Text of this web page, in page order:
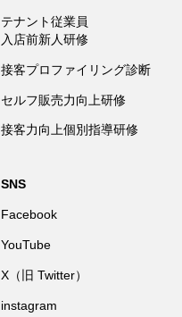
テナント従業員
入店前新人研修
接客プロファイリング診断
セルフ販売力向上研修
接客力向上個別指導研修
SNS
Facebook
YouTube
X（旧 Twitter）
instagram